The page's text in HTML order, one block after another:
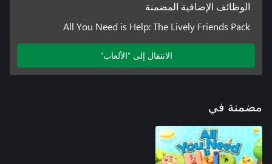
الوظائف الإضافية المضمنة
All You Need is Help: The Lively Friends Pack
الانتقال إلى "الألعاب"
مضمنة في